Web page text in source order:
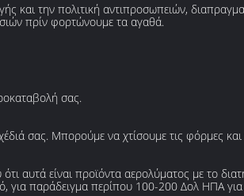
και την πολιτική αντιπροσωπειών,
πρίν φορτώνουμε τα αγαθά.
σας.
σας. Μπορούμε να χτίσουμε τις φόρμες
αυτά είναι προϊόντα αερολύματος με το
για παράδειγμα περίπου 100-200 Δολ ΗΠΑ